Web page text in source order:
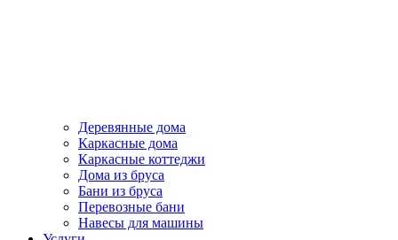
Деревянные дома
Каркасные дома
Каркасные коттеджи
Дома из бруса
Бани из бруса
Перевозные бани
Навесы для машины